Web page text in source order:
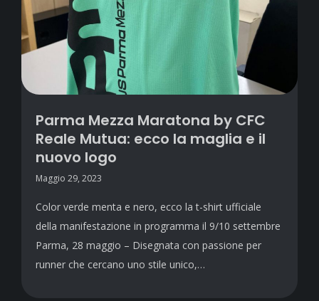
Parma Mezza Maratona by CFC
Reale Mutua: ecco la maglia e il
nuovo logo
Maggio 29, 2023
Color verde menta e nero, ecco la t-shirt ufficiale
della manifestazione in programma il 9/10 settembre
Parma, 28 maggio – Disegnata con passione per
runner che cercano uno stile unico,…